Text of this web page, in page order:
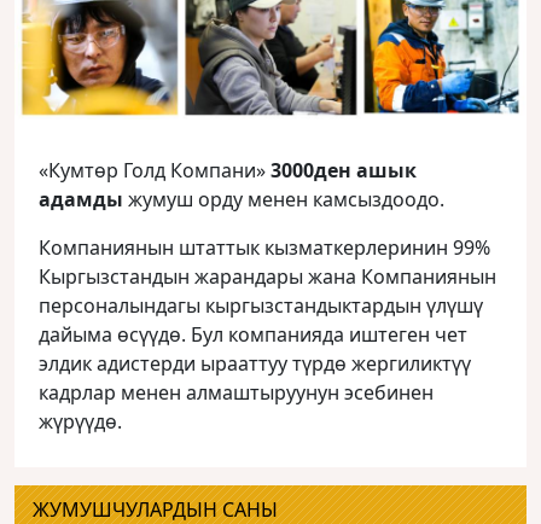
«Кумтөр Голд Компани»3000ден ашык
адамды жумуш орду менен камсыздоодо.
Компаниянын штаттык кызматкерлеринин 99%
Кыргызстандын жарандары жана Компаниянын
персоналындагы кыргызстандыктардын үлүшү
дайыма өсүүдө. Бул компанияда иштеген чет
элдик адистерди ырааттуу түрдө жергиликтүү
кадрлар менен алмаштыруунун эсебинен
жүрүүдө.
ЖУМУШЧУЛАРДЫН САНЫ